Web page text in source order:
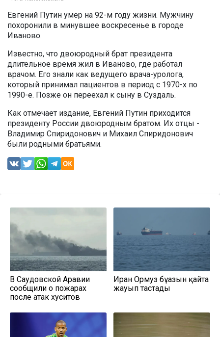
Евгений Путин умер на 92-м году жизни. Мужчину
похоронили в минувшее воскресенье в городе
Иваново.
Известно, что двоюродный брат президента
длительное время жил в Иваново, где работал
врачом. Его знали как ведущего врача-уролога,
который принимал пациентов в период с 1970-х по
1990-е. Позже он переехал к сыну в Суздаль.
Как отмечает издание, Евгений Путин приходится
президенту России двоюродным братом. Их отцы -
Владимир Спиридонович и Михаил Спиридонович
были родными братьями.
В Саудовской Аравии
сообщили о пожарах
после атак хуситов
Иран Ормуз бұғазын қайта
жауып тастады